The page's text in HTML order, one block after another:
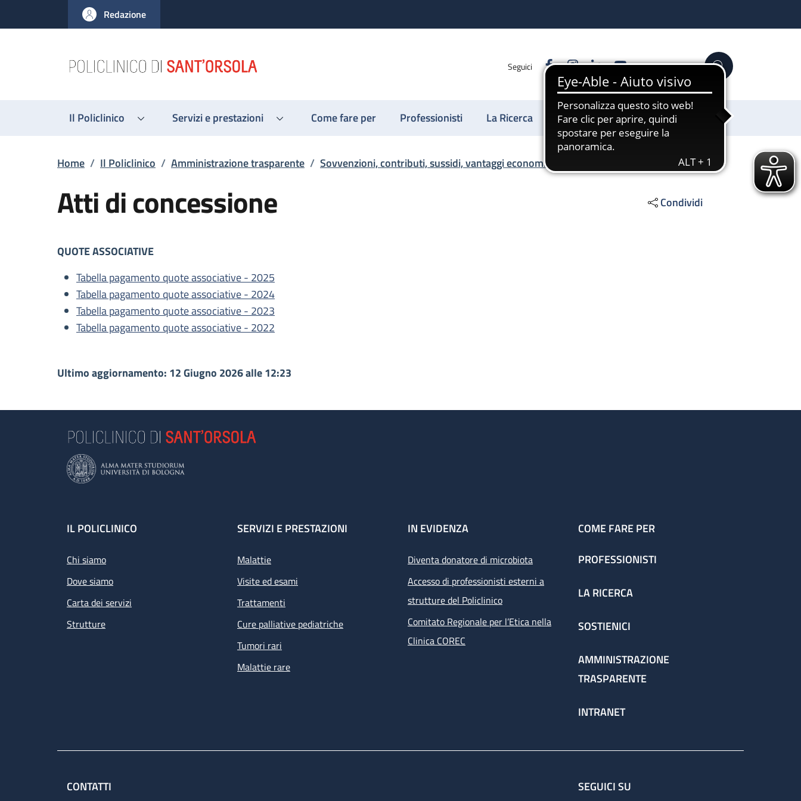
al contenuto principale
to footer content
Redazione
Seguici FacebookInstagram
LinkedinYouTube Cerca
Il Policlinico Servizi e prestazioni Come fare per Professionisti La Ricerca Sostienici
Briciole di pane
Home / Il Policlinico / Amministrazione trasparente / Sovvenzioni, contributi, sussidi, vantaggi economici
Atti di concessione Condividi
Descrizione
QUOTE ASSOCIATIVE
Tabella pagamento quote associative - 2025
Tabella pagamento quote associative - 2024
Tabella pagamento quote associative - 2023
Tabella pagamento quote associative - 2022
Ultimo aggiornamento: 12 Giugno 2026 alle 12:23
Footer
IL POLICLINICO
Chi siamo
Dove siamo
Carta dei servizi
Strutture
SERVIZI E PRESTAZIONI
Malattie
Visite ed esami
Trattamenti
Cure palliative pediatriche
Tumori rari
Malattie rare
IN EVIDENZA
Diventa donatore di microbiota
Accesso di professionisti esterni a
strutture del Policlinico
Comitato Regionale per l’Etica nella
Clinica COREC
COME FARE PER
PROFESSIONISTI
LA RICERCA
SOSTIENICI
AMMINISTRAZIONE
TRASPARENTE
INTRANET
CONTATTI SEGUICI SU